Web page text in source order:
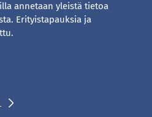
annetaan yleistä tietoa
Erityistapauksia ja